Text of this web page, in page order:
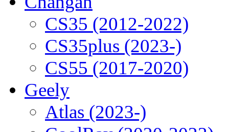
CS35 (2012-2022)
CS35plus (2023-)
CS55 (2017-2020)
Geely
Atlas (2023-)